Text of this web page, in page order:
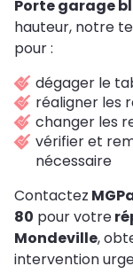
Porte garage
hauteur, notre
pour :
dégager le
réaligner les
changer les
vérifier et
nécessaire
Contactez
80 pour votre
Mondeville,
intervention